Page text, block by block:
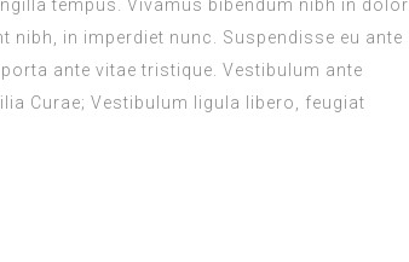
tempus. Vivamus bibendum nibh in dolor
in imperdiet nunc. Suspendisse eu ante
ante vitae tristique. Vestibulum ante
Curae; Vestibulum ligula libero, feugiat